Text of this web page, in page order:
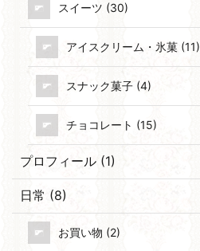
スイーツ (30)
アイスクリーム・氷菓 (11)
スナック菓子 (4)
チョコレート (15)
プロフィール (1)
日常 (8)
お買い物 (2)